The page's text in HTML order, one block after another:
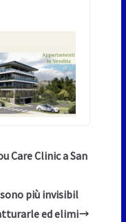
Care Clinic a San
più invisibil
ed elimi